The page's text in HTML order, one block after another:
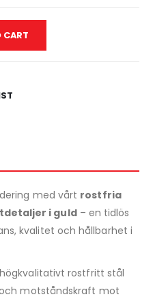
CART
med vårt rostfria
i guld– en tidlös
kvalitet och hållbarhet i
rostfritt stål
motståndskraft mot